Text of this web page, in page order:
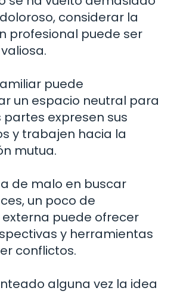
considerar la
profesional puede ser
puede
un espacio neutral para
expresen sus
y trabajen hacia la
mutua.
de malo en buscar
un poco de
puede ofrecer
y herramientas
conflictos.
alguna vez la idea